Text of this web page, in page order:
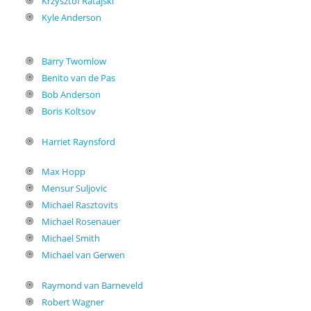
Kyle Anderson
Barry Twomlow
Benito van de Pas
Bob Anderson
Boris Koltsov
Harriet Raynsford
Max Hopp
Mensur Suljovic
Michael Rasztovits
Michael Rosenauer
Michael Smith
Michael van Gerwen
Raymond van Barneveld
Robert Wagner